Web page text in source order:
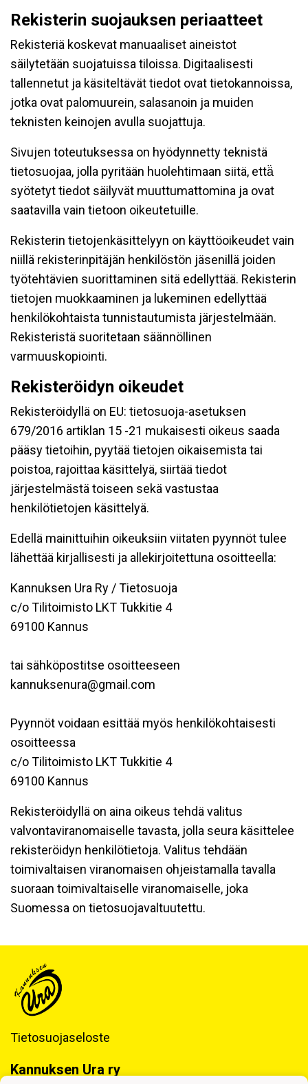
Rekisterin suojauksen periaatteet
Rekisteriä koskevat manuaaliset aineistot
säilytetään suojatuissa tiloissa. Digitaalisesti
tallennetut ja käsiteltävät tiedot ovat tietokannoissa,
jotka ovat palomuurein, salasanoin ja muiden
teknisten keinojen avulla suojattuja.
Sivujen toteutuksessa on hyödynnetty teknistä
tietosuojaa, jolla pyritään huolehtimaan siitä, että̈
syötetyt tiedot säilyvät muuttumattomina ja ovat
saatavilla vain tietoon oikeutetuille.
Rekisterin tietojenkäsittelyyn on käyttöoikeudet vain
niillä rekisterinpitäjän henkilöstön jäsenillä joiden
työtehtävien suorittaminen sitä edellyttää. Rekisterin
tietojen muokkaaminen ja lukeminen edellyttää
henkilökohtaista tunnistautumista järjestelmään.
Rekisteristä suoritetaan säännöllinen
varmuuskopiointi.
Rekisteröidyn oikeudet
Rekisteröidyllä on EU: tietosuoja-asetuksen
679/2016 artiklan 15 -21 mukaisesti oikeus saada
pääsy tietoihin, pyytää tietojen oikaisemista tai
poistoa, rajoittaa käsittelyä, siirtää tiedot
järjestelmästä toiseen sekä vastustaa
henkilötietojen käsittelyä.
Edellä mainittuihin oikeuksiin viitaten pyynnöt tulee
lähettää kirjallisesti ja allekirjoitettuna osoitteella:
Kannuksen Ura Ry / Tietosuoja
c/o Tilitoimisto LKT Tukkitie 4
69100 Kannus
tai sähköpostitse osoitteeseen
kannuksenura@gmail.com
Pyynnöt voidaan esittää myös henkilökohtaisesti
osoitteessa
c/o Tilitoimisto LKT Tukkitie 4
69100 Kannus
Rekisteröidyllä on aina oikeus tehdä valitus
valvontaviranomaiselle tavasta, jolla seura käsittelee
rekisteröidyn henkilötietoja. Valitus tehdään
toimivaltaisen viranomaisen ohjeistamalla tavalla
suoraan toimivaltaiselle viranomaiselle, joka
Suomessa on tietosuojavaltuutettu.
Tietosuojaseloste
Kannuksen Ura ry